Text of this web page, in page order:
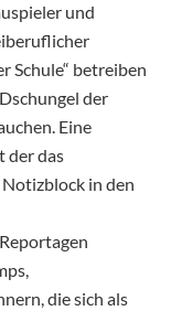
und
Schule“ betreiben
der
Eine
der das
in den
die sich als